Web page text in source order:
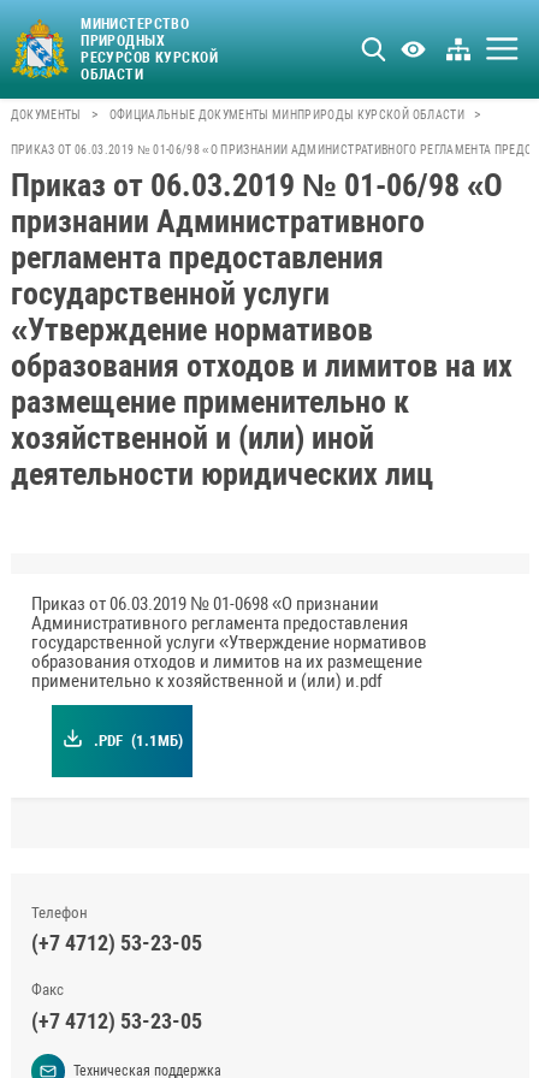
МИНИСТЕРСТВО
ПРИРОДНЫХ
РЕСУРСОВ КУРСКОЙ
ОБЛАСТИ
ДОКУМЕНТЫ > ОФИЦИАЛЬНЫЕ ДОКУМЕНТЫ МИНПРИРОДЫ КУРСКОЙ ОБЛАСТИ >
ПРИКАЗ ОТ 06.03.2019 № 01-06/98 «О ПРИЗНАНИИ АДМИНИСТРАТИВНОГО РЕГЛАМЕНТА
Приказ от 06.03.2019 № 01-06/98 «О
признании Административного
регламента предоставления
государственной услуги
«Утверждение нормативов
образования отходов и лимитов на их
размещение применительно к
хозяйственной и (или) иной
деятельности юридических лиц
Приказ от 06.03.2019 № 01-0698 «О признании
Административного регламента предоставления
государственной услуги «Утверждение нормативов
образования отходов и лимитов на их размещение
применительно к хозяйственной и (или) и.pdf
.PDF (1.1МБ)
Телефон
(+7 4712) 53-23-05
Факс
(+7 4712) 53-23-05
Техническая поддержка